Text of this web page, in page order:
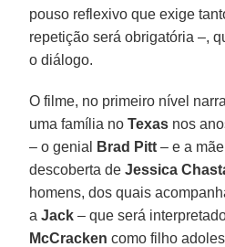
pouso reflexivo que exige
repetição será obrigatória –,
o diálogo.
O filme, no primeiro nível
uma família noTexas nos
– o genial
Brad Pitt – e a
descoberta deJessica
homens, dos quais
aJack – que será
McCracken como filho